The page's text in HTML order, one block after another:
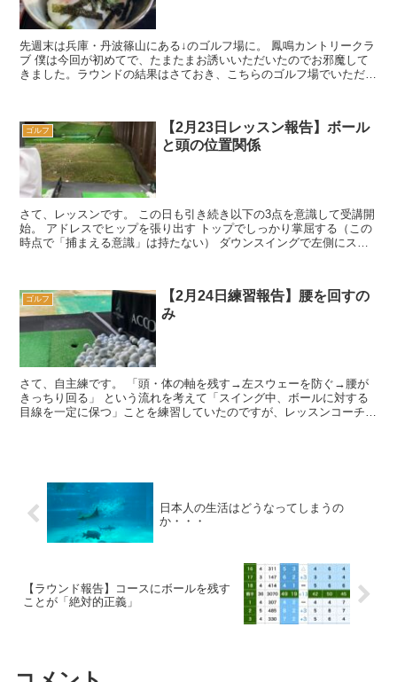
先週末は兵庫・丹波篠山にある↓のゴルフ場に。 鳳鳴カントリークラ
ブ 僕は今回が初めてで、たまたまお誘いいただいたのでお邪魔して
きました。ラウンドの結果はさておき、こちらのゴルフ場でいただい
ゴルフ
【2月23日レッスン報告】ボール
と頭の位置関係
さて、レッスンです。 この日も引き続き以下の3点を意識して受講開
始。 アドレスでヒップを張り出す トップでしっかり掌屈する（この
時点で「捕まえる意識」は持たない） ダウンスイングで左側にスウ
ゴルフ
【2月24日練習報告】腰を回すの
み
さて、自主練です。 「頭・体の軸を残す→左スウェーを防ぐ→腰が
きっちり回る」 という流れを考えて「スイング中、ボールに対する
目線を一定に保つ」ことを練習していたのですが、レッスンコーチか
日本人の生活はどうなってしまうの
か・・・
【ラウンド報告】コースにボールを残す
ことが「絶対的正義」